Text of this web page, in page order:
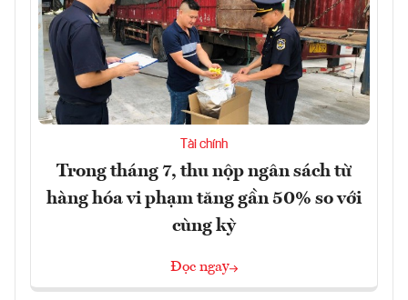
Tài chính
Trong tháng 7, thu nộp ngân sách từ
hàng hóa vi phạm tăng gần 50% so với
cùng kỳ
Đọc ngay